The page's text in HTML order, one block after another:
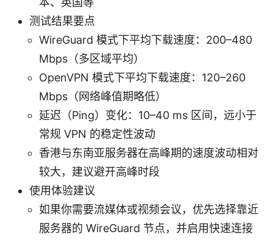
测试结果要点
WireGuard 模式下平均下载速度：200–480
Mbps（多区域平均）
OpenVPN 模式下平均下载速度：120–260
Mbps（网络峰值期略低）
延迟（Ping）变化：10–40 ms 区间，远小于
常规 VPN 的稳定性波动
香港与东南亚服务器在高峰期的速度波动相对
较大，建议避开高峰时段
使用体验建议
如果你需要流媒体或视频会议，优先选择靠近
服务器的 WireGuard 节点，并启用快速连接